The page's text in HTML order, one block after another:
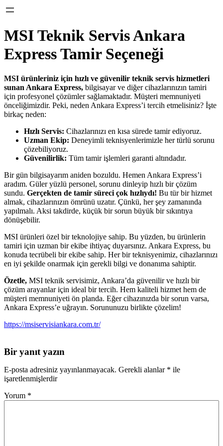
MSI Teknik Servis Ankara
Express Tamir Seçeneği
MSI ürünleriniz için hızlı ve güvenilir teknik servis hizmetleri
sunan Ankara Express, bilgisayar ve diğer cihazlarınızın tamiri
için profesyonel çözümler sağlamaktadır. Müşteri memnuniyeti
önceliğimizdir. Peki, neden Ankara Express’i tercih etmelisiniz? İşte
birkaç neden:
Hızlı Servis: Cihazlarınızı en kısa sürede tamir ediyoruz.
Uzman Ekip: Deneyimli teknisyenlerimizle her türlü sorunu
çözebiliyoruz.
Güvenilirlik: Tüm tamir işlemleri garanti altındadır.
Bir gün bilgisayarım aniden bozuldu. Hemen Ankara Express’i
aradım. Güler yüzlü personel, sorunu dinleyip hızlı bir çözüm
sundu. Gerçekten de tamir süreci çok hızlıydı! Bu tür bir hizmet
almak, cihazlarınızın ömrünü uzatır. Çünkü, her şey zamanında
yapılmalı. Aksi takdirde, küçük bir sorun büyük bir sıkıntıya
dönüşebilir.
MSI ürünleri özel bir teknolojiye sahip. Bu yüzden, bu ürünlerin
tamiri için uzman bir ekibe ihtiyaç duyarsınız. Ankara Express, bu
konuda tecrübeli bir ekibe sahip. Her bir teknisyenimiz, cihazlarınızı
en iyi şekilde onarmak için gerekli bilgi ve donanıma sahiptir.
Özetle, MSI teknik servisimiz, Ankara’da güvenilir ve hızlı bir
çözüm arayanlar için ideal bir tercih. Hem kaliteli hizmet hem de
müşteri memnuniyeti ön planda. Eğer cihazınızda bir sorun varsa,
Ankara Express’e uğrayın. Sorununuzu birlikte çözelim!
https://msiservisiankara.com.tr/
Bir yanıt yazın
E-posta adresiniz yayınlanmayacak. Gerekli alanlar * ile
işaretlenmişlerdir
Yorum *